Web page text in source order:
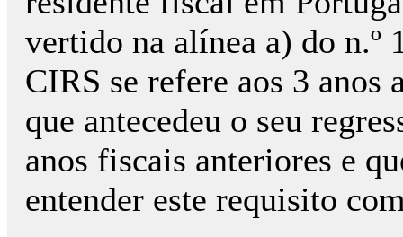
vertido na alínea a) do n.º
CIRS se refere aos 3 anos
que antecedeu o seu
anos fiscais anteriores e
entender este requisito